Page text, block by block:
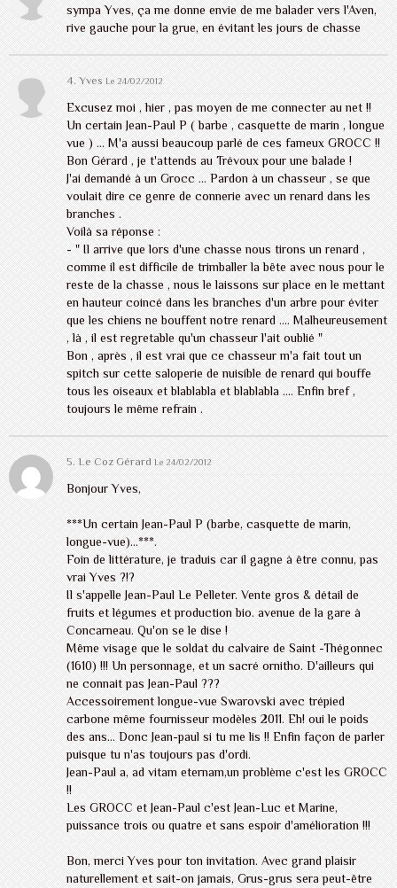
sympa Yves, ça me donne envie de me balader vers l'Aven,
rive gauche pour la grue, en évitant les jours de chasse
4. YvesLe 24/02/2012
Excusez moi , hier , pas moyen de me connecter au net !!
Un certain Jean-Paul P ( barbe , casquette de marin , longue
vue ) ... M'a aussi beaucoup parlé de ces fameux GROCC !!
Bon Gérard , je t'attends au Trévoux pour une balade !
J'ai demandé à un Grocc ... Pardon à un chasseur , se que
voulait dire ce genre de connerie avec un renard dans les
branches .
Voilà sa réponse :
- " Il arrive que lors d'une chasse nous tirons un renard ,
comme il est difficile de trimballer la bête avec nous pour le
reste de la chasse , nous le laissons sur place en le mettant
en hauteur coincé dans les branches d'un arbre pour éviter
que les chiens ne bouffent notre renard .... Malheureusement
, là , il est regretable qu'un chasseur l'ait oublié "
Bon , après , il est vrai que ce chasseur m'a fait tout un
spitch sur cette saloperie de nuisible de renard qui bouffe
tous les oiseaux et blablabla et blablabla .... Enfin bref ,
toujours le même refrain .
5. Le Coz GérardLe 24/02/2012
Bonjour Yves,
***Un certain Jean-Paul P (barbe, casquette de marin,
longue-vue)...***.
Foin de littérature, je traduis car il gagne à être connu, pas
vrai Yves ?!?
Il s'appelle Jean-Paul Le Pelleter. Vente gros & détail de
fruits et légumes et production bio. avenue de la gare à
Concarneau. Qu'on se le dise !
Même visage que le soldat du calvaire de Saint -Thégonnec
(1610) !!! Un personnage, et un sacré ornitho. D'ailleurs qui
ne connait pas Jean-Paul ???
Accessoirement longue-vue Swarovski avec trépied
carbone même fournisseur modèles 2011. Eh! oui le poids
des ans... Donc Jean-paul si tu me lis !! Enfin façon de parler
puisque tu n'as toujours pas d'ordi.
Jean-Paul a, ad vitam eternam,un problème c'est les GROCC
!!
Les GROCC et Jean-Paul c'est Jean-Luc et Marine,
puissance trois ou quatre et sans espoir d'amélioration !!!
Bon, merci Yves pour ton invitation. Avec grand plaisir
naturellement et sait-on jamais, Grus-grus sera peut-être